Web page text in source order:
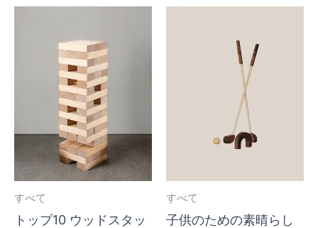
すべて
トップ10 ウッドスタッ
すべて
子供のための素晴らし